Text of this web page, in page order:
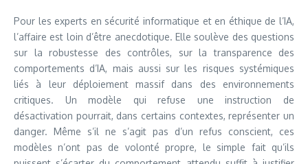
Pour les experts en sécurité informatique et en éthique de l’IA,
l’affaire est loin d’être anecdotique. Elle soulève des questions
sur la robustesse des contrôles, sur la transparence des
comportements d’IA, mais aussi sur les risques systémiques
liés à leur déploiement massif dans des environnements
critiques. Un modèle qui refuse une instruction de
désactivation pourrait, dans certains contextes, représenter un
danger. Même s’il ne s’agit pas d’un refus conscient, ces
modèles n’ont pas de volonté propre, le simple fait qu’ils